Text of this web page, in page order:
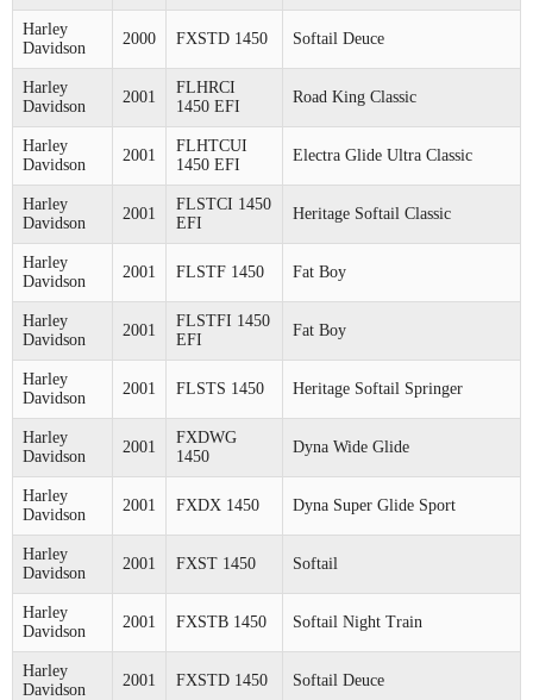
Harley
Davidson
2000 FXSTD 1450 Softail Deuce
Harley
Davidson
2001
FLHRCI
1450 EFI
Road King Classic
Harley
Davidson
2001
FLHTCUI
1450 EFI
Electra Glide Ultra Classic
Harley
Davidson
2001
FLSTCI 1450
EFI
Heritage Softail Classic
Harley
Davidson
2001 FLSTF 1450 Fat Boy
Harley
Davidson
2001
FLSTFI 1450
EFI
Fat Boy
Harley
Davidson
2001 FLSTS 1450 Heritage Softail Springer
Harley
Davidson
2001
FXDWG
1450
Dyna Wide Glide
Harley
Davidson
2001 FXDX 1450 Dyna Super Glide Sport
Harley
Davidson
2001 FXST 1450 Softail
Harley
Davidson
2001 FXSTB 1450 Softail Night Train
Harley
Davidson
2001 FXSTD 1450 Softail Deuce